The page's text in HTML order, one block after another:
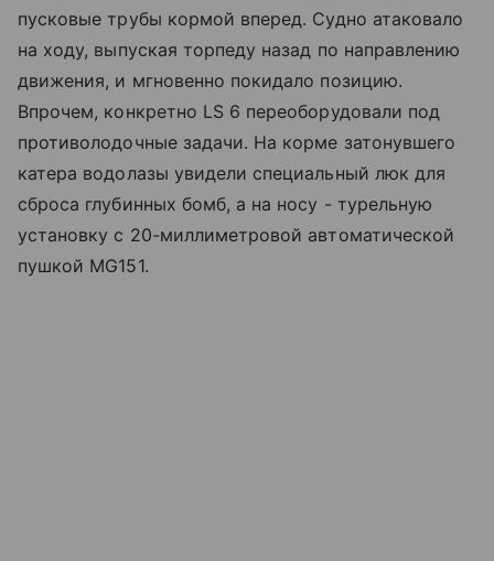
пусковые трубы кормой вперед. Судно атаковало
на ходу, выпуская торпеду назад по направлению
движения, и мгновенно покидало позицию.
Впрочем, конкретно LS 6 переоборудовали под
противолодочные задачи. На корме затонувшего
катера водолазы увидели специальный люк для
сброса глубинных бомб, а на носу - турельную
установку с 20-миллиметровой автоматической
пушкой MG151.